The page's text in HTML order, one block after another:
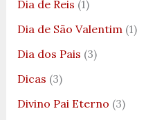
Dia de Reis (1)
Dia de São Valentim(1)
Dia dos Pais (3)
Dicas (3)
Divino Pai Eterno (3)